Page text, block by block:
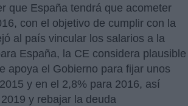
que España tendrá que acometer
con el objetivo de cumplir con la
al país vincular los salarios a la
España, la CE considera plausible
apoya el Gobierno para fijar unos
y en el 2,8% para 2016, así
y rebajar la deuda